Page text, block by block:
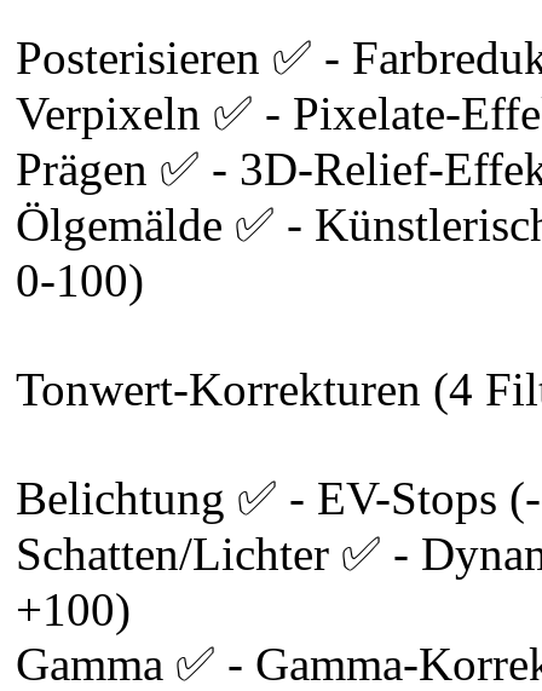
Posterisieren ✅ -
Verpixeln ✅ - Pixelate-
Prägen ✅ - 3D-Relief-
Ölgemälde ✅ -
0-100)
Tonwert-Korrekturen (4
Belichtung ✅ - EV-Stops
Schatten/Lichter ✅ -
+100)
Gamma ✅ - Gamma-